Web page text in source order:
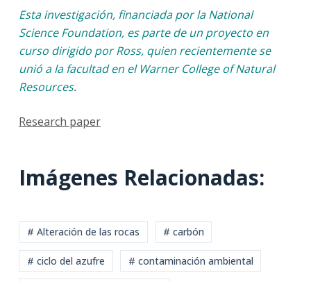
Esta investigación, financiada por la National
Science Foundation, es parte de un proyecto en
curso dirigido por Ross, quien recientemente se
unió a la facultad en el Warner College of Natural
Resources.
Research paper
Imágenes Relacionadas:
# Alteración de las rocas # carbón
# ciclo del azufre # contaminación ambiental